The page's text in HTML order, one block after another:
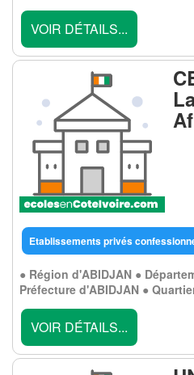
VOIR DÉTAILS...
Etablissements privés
● Région d'ABIDJAN ●
Préfecture d'ABIDJAN ●
VOIR DÉTAILS...